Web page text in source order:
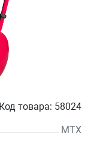
Код товара: 58024
MTX